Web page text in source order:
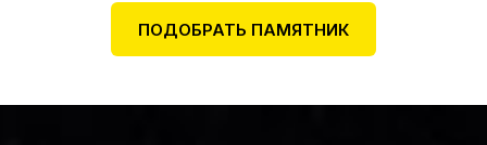
ПОДОБРАТЬ ПАМЯТНИК